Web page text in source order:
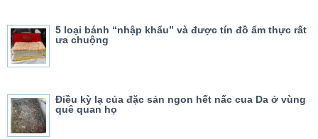
5 loại bánh “nhập khẩu” và được tín đồ ẩm thực rất
ưa chuộng
Điều kỳ lạ của đặc sản ngon hết nấc cua Da ở vùng
quê quan họ